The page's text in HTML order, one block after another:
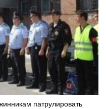
патрулировать